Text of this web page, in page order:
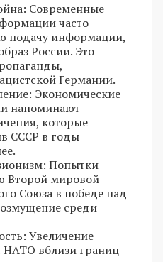
Современные
часто
подачу информации,
России. Это
Германии.
Экономические
напоминают
которые
СССР в годы
Попытки
Второй мировой
Союза в победе над
среди
Увеличение
НАТО вблизи границ